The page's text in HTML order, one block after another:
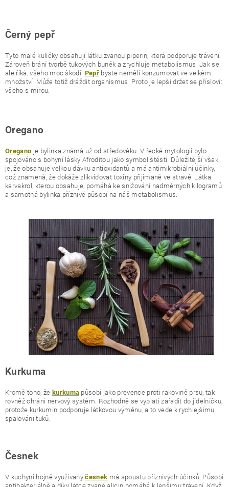
Černý pepř
Tyto malé kuličky obsahují látku zvanou piperin, která podporuje trávení.
Zároveň brání tvorbě tukových buněk a zrychluje metabolismus. Jak se
ale říká, všeho moc škodí. Pepř byste neměli konzumovat ve velkém
množství. Může totiž dráždit organismus. Proto je lepší držet se přísloví:
všeho s mírou.
Oregano
Oregano je bylinka známá už od středověku. V řecké mytologii bylo
spojováno s bohyní lásky Afroditou jako symbol štěstí. Důležitější však
je, že obsahuje velkou dávku antioxidantů a má antimikrobiální účinky,
což znamená, že dokáže zlikvidovat toxiny přijímané ve stravě. Látka
karvakrol, kterou obsahuje, pomáhá ke snižování nadměrných kilogramů
a samotná bylinka příznivě působí na náš metabolismus.
Kurkuma
Kromě toho, že kurkuma působí jako prevence proti rakovině prsu, tak
rovněž chrání nervový systém. Rozhodně se vyplatí zařadit do jídelníčku,
protože kurkumin podporuje látkovou výměnu, a to vede k rychlejšímu
spalování tuků.
Česnek
V kuchyni hojně využívanýčesnek má spoustu příznivých účinků. Působí